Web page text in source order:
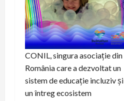
CONIL, singura asociație din
România care a dezvoltat un
sistem de educație incluziv și
un întreg ecosistem